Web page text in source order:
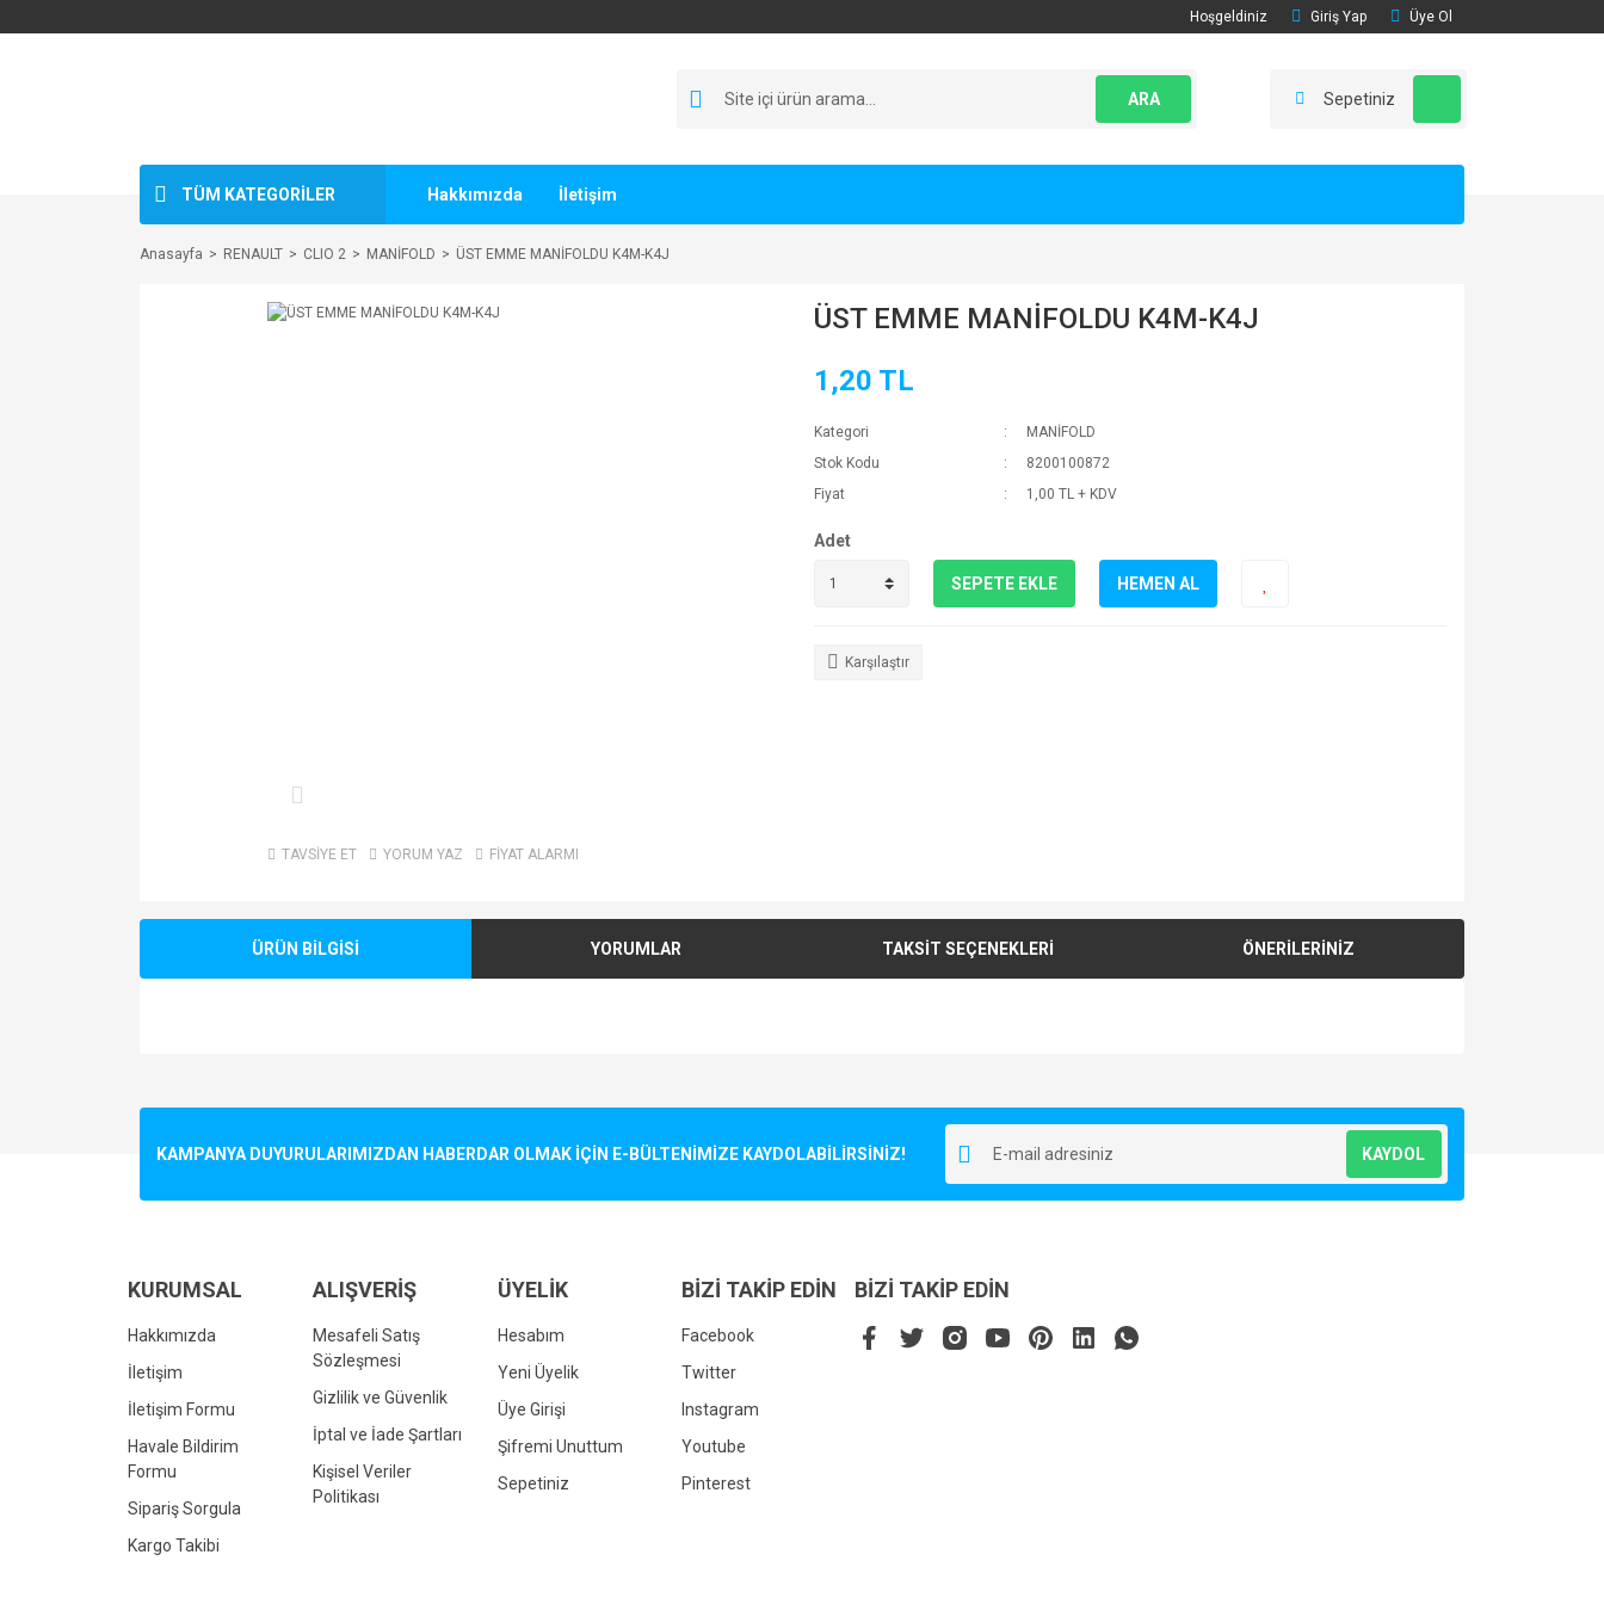
Hoşgeldiniz Giriş Yap Üye Ol
ARA Sepetiniz
TÜM KATEGORİLER Hakkımızda İletişim
Anasayfa RENAULT CLIO 2 MANİFOLD ÜST EMME MANİFOLDU K4M-K4J
TAVSİYE ET YORUM YAZ FİYAT ALARMI
ÜST EMME MANİFOLDU K4M-K4J
1,20 TL
Kategori
MANİFOLD
Stok Kodu
8200100872
Fiyat
1,00 TL + KDV
Adet
SEPETE EKLE HEMEN AL
Karşılaştır
ÜRÜN BİLGİSİ YORUMLAR TAKSİT SEÇENEKLERİ ÖNERİLERİNİZ
Ürün resmi kalitesiz, bozuk veya görüntülenemiyor.
Bu ürüne benzer farklı alternatifler olmalı.
KAMPANYA DUYURULARIMIZDAN HABERDAR OLMAK İÇİN E-BÜLTENİMİZE KAYDOLABİLİRSİNİZ! KAYDOL
KURUMSAL
Hakkımızda
İletişim
İletişim Formu
Havale Bildirim
Formu
Sipariş Sorgula
Kargo Takibi
ALIŞVERİŞ
Mesafeli Satış
Sözleşmesi
Gizlilik ve Güvenlik
İptal ve İade Şartları
Kişisel Veriler
Politikası
ÜYELİK
Hesabım
Yeni Üyelik
Üye Girişi
Şifremi Unuttum
Sepetiniz
BİZİ TAKİP EDİN
Facebook
Twitter
Instagram
Youtube
Pinterest
BİZİ TAKİP EDİN